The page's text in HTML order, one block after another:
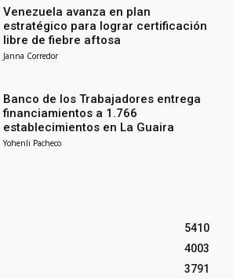
Venezuela avanza en plan
estratégico para lograr certificación
libre de fiebre aftosa
Janna Corredor
Banco de los Trabajadores entrega
financiamientos a 1.766
establecimientos en La Guaira
Yohenli Pacheco
5410
4003
3791